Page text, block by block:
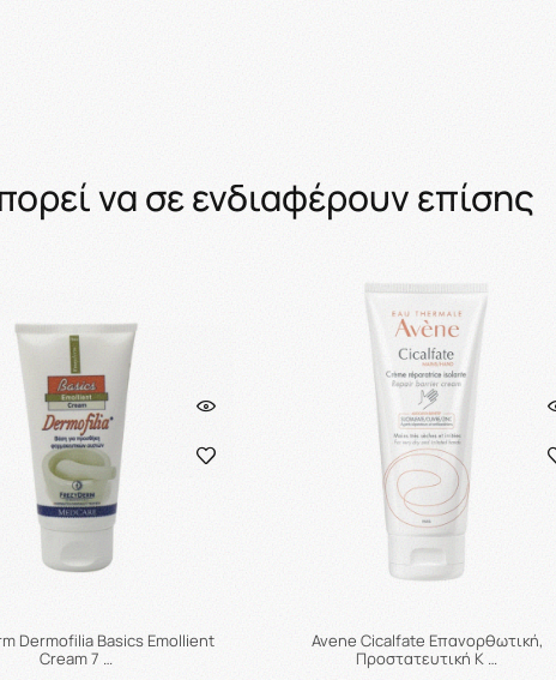
να σε ενδιαφέρουν επίσης
Dermofilia Basics Emollient
Cream 7 …
Avene Cicalfate Επανορθωτική,
Προστατευτική Κ …